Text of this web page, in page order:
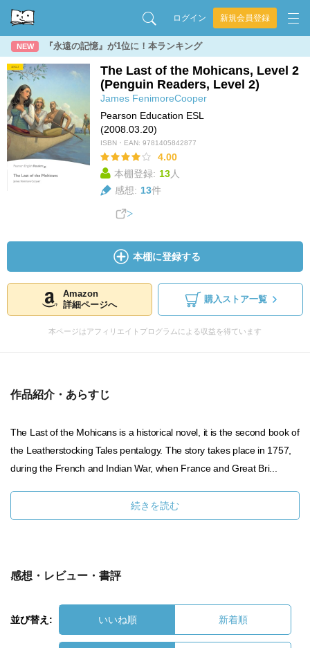
ログイン 新規会員登録
NEW 『永遠の記憶』が1位に！本ランキング
The Last of the Mohicans, Level 2
(Penguin Readers, Level 2)
James FenimoreCooper
Pearson Education ESL
(2008.03.20)
ISBN・EAN: 9781405842877
4.00
本棚登録: 13人
感想: 13件
本棚に登録する
Amazon
詳細ページへ
購入ストア一覧
本ページはアフィリエイトプログラムによる収益を得ています
作品紹介・あらすじ
The Last of the Mohicans is a historical novel, it is the second book of
the Leatherstocking Tales pentalogy. The story takes place in 1757,
during the French and Indian War, when France and Great Bri...
続きを読む
感想・レビュー・書評
並び替え: いいね順 新着順